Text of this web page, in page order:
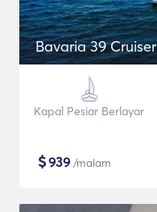
Bavaria 39 Cruiser
Kapal Pesiar Berlayar
$939 /malam